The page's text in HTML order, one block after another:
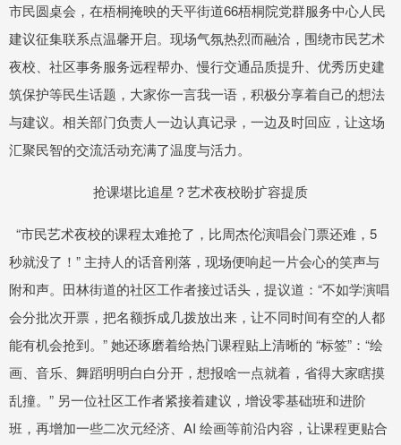
市民圆桌会，在梧桐掩映的天平街道66梧桐院党群服务中心人民
建议征集联系点温馨开启。现场气氛热烈而融洽，围绕市民艺术
夜校、社区事务服务远程帮办、慢行交通品质提升、优秀历史建
筑保护等民生话题，大家你一言我一语，积极分享着自己的想法
与建议。相关部门负责人一边认真记录，一边及时回应，让这场
汇聚民智的交流活动充满了温度与活力。
抢课堪比追星？艺术夜校盼扩容提质
“市民艺术夜校的课程太难抢了，比周杰伦演唱会门票还难，5
秒就没了！” 主持人的话音刚落，现场便响起一片会心的笑声与
附和声。田林街道的社区工作者接过话头，提议道：“不如学演唱
会分批次开票，把名额拆成几拨放出来，让不同时间有空的人都
能有机会抢到。” 她还琢磨着给热门课程贴上清晰的 “标签”：“绘
画、音乐、舞蹈明明白白分开，想报啥一点就着，省得大家瞎摸
乱撞。” 另一位社区工作者紧接着建议，增设零基础班和进阶
班，再增加一些二次元经济、AI 绘画等前沿内容，让课程更贴合